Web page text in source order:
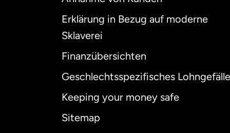
Erklärung in Bezug auf moderne
Sklaverei
Finanzübersichten
Geschlechtsspezifisches Lohngefälle
Keeping your money safe
Sitemap